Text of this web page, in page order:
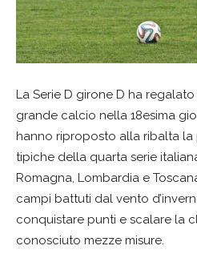
La Serie D girone D ha
grande calcio nella 18esima
hanno riproposto alla ribalta la
tipiche della quarta serie
Romagna, Lombardia e
campi battuti dal vento
conquistare punti e scalare la
conosciuto mezze misure.